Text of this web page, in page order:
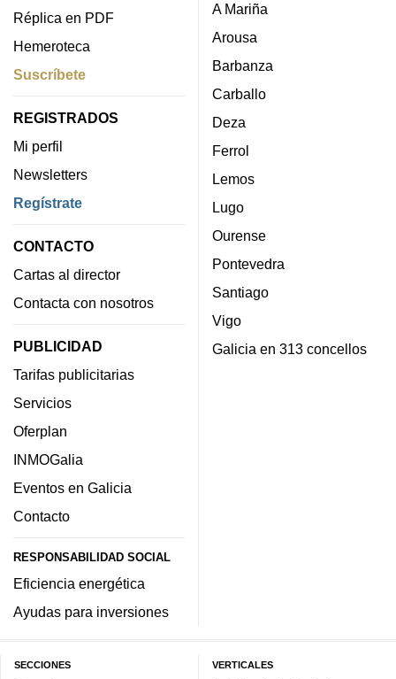
Réplica en PDF
Hemeroteca
Suscríbete
REGISTRADOS
Mi perfil
Newsletters
Regístrate
CONTACTO
Cartas al director
Contacta con nosotros
PUBLICIDAD
Tarifas publicitarias
Servicios
Oferplan
INMOGalia
Eventos en Galicia
Contacto
RESPONSABILIDAD SOCIAL
Eficiencia energética
Ayudas para inversiones
A Mariña
Arousa
Barbanza
Carballo
Deza
Ferrol
Lemos
Lugo
Ourense
Pontevedra
Santiago
Vigo
Galicia en 313 concellos
SECCIONES VERTICALES